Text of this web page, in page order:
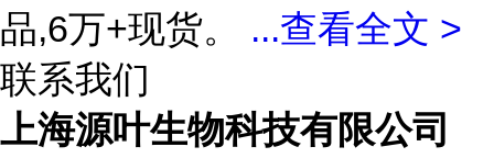
品,6万+现货。 ...查看全文 >
联系我们
上海源叶生物科技有限公司